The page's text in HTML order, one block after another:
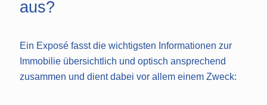
aus?
Ein Exposé fasst die wichtigsten Informationen zur
Immobilie übersichtlich und optisch ansprechend
zusammen und dient dabei vor allem einem Zweck: